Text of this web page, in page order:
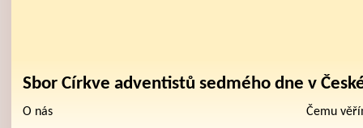
Sbor Církve adventistů sedmého dne v
O nás
Čemu